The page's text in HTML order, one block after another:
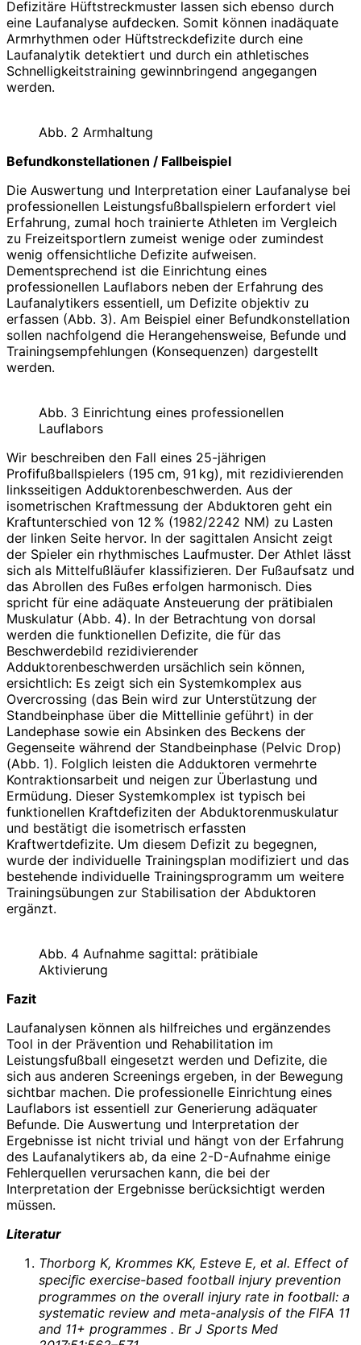
Defizitäre Hüftstreckmuster lassen sich ebenso durch
eine Laufanalyse aufdecken. Somit können inadäquate
Armrhythmen oder Hüftstreckdefizite durch eine
Laufanalytik detektiert und durch ein athletisches
Schnelligkeitstraining gewinnbringend angegangen
werden.
Abb. 2 Armhaltung
Befundkonstellationen / Fallbeispiel
Die Auswertung und Interpretation einer Laufanalyse bei
professionellen Leistungsfußballspielern erfordert viel
Erfahrung, zumal hoch trainierte Athleten im Vergleich
zu Freizeitsportlern zumeist wenige oder zumindest
wenig offensichtliche Defizite aufweisen.
Dementsprechend ist die Einrichtung eines
professionellen Lauflabors neben der Erfahrung des
Laufanalytikers essentiell, um Defizite objektiv zu
erfassen (Abb. 3). Am Beispiel einer Befundkonstellation
sollen nachfolgend die Herangehensweise, Befunde und
Trainingsempfehlungen (Konsequenzen) dargestellt
werden.
Abb. 3 Einrichtung eines professionellen
Lauflabors
Wir beschreiben den Fall eines 25-jährigen
Profifußballspielers (195 cm, 91 kg), mit rezidivierenden
linksseitigen Adduktorenbeschwerden. Aus der
isometrischen Kraftmessung der Abduktoren geht ein
Kraftunterschied von 12 % (1982/2242 NM) zu Lasten
der linken Seite hervor. In der sagittalen Ansicht zeigt
der Spieler ein rhythmisches Laufmuster. Der Athlet lässt
sich als Mittelfußläufer klassifizieren. Der Fußaufsatz und
das Abrollen des Fußes erfolgen harmonisch. Dies
spricht für eine adäquate Ansteuerung der prätibialen
Muskulatur (Abb. 4). In der Betrachtung von dorsal
werden die funktionellen Defizite, die für das
Beschwerdebild rezidivierender
Adduktorenbeschwerden ursächlich sein können,
ersichtlich: Es zeigt sich ein Systemkomplex aus
Overcrossing (das Bein wird zur Unterstützung der
Standbeinphase über die Mittellinie geführt) in der
Landephase sowie ein Absinken des Beckens der
Gegenseite während der Standbeinphase (Pelvic Drop)
(Abb. 1). Folglich leisten die Adduktoren vermehrte
Kontraktionsarbeit und neigen zur Überlastung und
Ermüdung. Dieser Systemkomplex ist typisch bei
funktionellen Kraftdefiziten der Abduktorenmuskulatur
und bestätigt die isometrisch erfassten
Kraftwertdefizite. Um diesem Defizit zu begegnen,
wurde der individuelle Trainingsplan modifiziert und das
bestehende individuelle Trainingsprogramm um weitere
Trainingsübungen zur Stabilisation der Abduktoren
ergänzt.
Abb. 4 Aufnahme sagittal: prätibiale
Aktivierung
Fazit
Laufanalysen können als hilfreiches und ergänzendes
Tool in der Prävention und Rehabilitation im
Leistungsfußball eingesetzt werden und Defizite, die
sich aus anderen Screenings ergeben, in der Bewegung
sichtbar machen. Die professionelle Einrichtung eines
Lauflabors ist essentiell zur Generierung adäquater
Befunde. Die Auswertung und Interpretation der
Ergebnisse ist nicht trivial und hängt von der Erfahrung
des Laufanalytikers ab, da eine 2-D-Aufnahme einige
Fehlerquellen verursachen kann, die bei der
Interpretation der Ergebnisse berücksichtigt werden
müssen.
Literatur
Thorborg K, Krommes KK, Esteve E, et al. Effect of
speciﬁc exercise-based football injury prevention
programmes on the overall injury rate in football: a
systematic review and meta-analysis of the FIFA 11
and 11+ programmes . Br J Sports Med